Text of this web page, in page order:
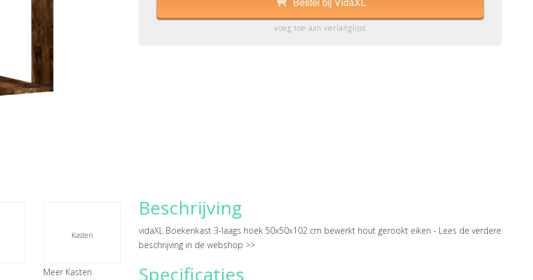
voeg toe aan verlanglijst
Kasten
Meer Kasten
Beschrijving
vidaXL Boekenkast 3-laags hoek 50x50x102 cm bewerkt hout gerookt eiken - Lees de verdere
beschrijving in de webshop >>
Specificaties